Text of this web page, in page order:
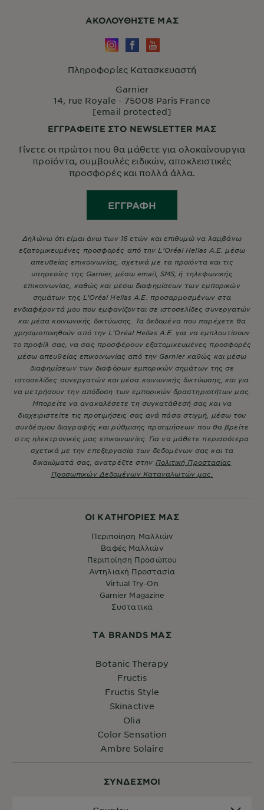
ΣYΝΔΕΣΜΟΙ
ΟΙ ΚΑΤΗΓΟΡΙΕΣ ΜΑΣ
Περιποίηση Μαλλιών
Βαφές Μαλλιών
Περιποίηση Προσώπου
Αντηλιακή Προστασία
Virtual Try-On
Garnier Magazine
Συστατικά
ΤA BRANDS ΜΑΣ
Botanic Therapy
Fructis
Fructis Style
Skinactive
Olia
Color Sensation
Ambre Solaire
ΑΚΟΛΟΥΘHΣΤΕ ΜΑΣ
Πληροφορίες Κατασκευαστή
Garnier
14, rue Royale - 75008 Paris France
[email protected]
ΕΓΓΡΑΦΕΙΤΕ ΣΤΟ NEWSLETTER ΜΑΣ
Γίνετε οι πρώτοι που θα μάθετε για ολοκαίνουργια
προϊόντα, συμβουλές ειδικών, αποκλειστικές
προσφορές και πολλά άλλα.
ΕΓΓΡΑΦΉ
Δηλώνω ότι είμαι άνω των 16 ετών και επιθυμώ να λαμβάνω
εξατομικευμένες προσφορές από την L’Oréal Hellas A.E. μέσω
απευθείας επικοινωνίας, σχετικά με τα προϊόντα και τις
υπηρεσίες της Garnier, μέσω email, SMS, ή τηλεφωνικής
επικοινωνίας, καθώς και μέσω διαφημίσεων των εμπορικών
σημάτων της L’Oréal Hellas A.E. προσαρμοσμένων στα
ενδιαφέροντά μου που εμφανίζονται σε ιστοσελίδες συνεργατών
και μέσα κοινωνικής δικτύωσης. Τα δεδομένα που παρέχετε θα
χρησιμοποιηθούν από την L’Oréal Hellas A.E. για να εμπλουτίσουν
το προφίλ σας, να σας προσφέρουν εξατομικευμένες προσφορές
μέσω απευθείας επικοινωνίας από την Garnier καθώς και μέσω
διαφημίσεων των διαφόρων εμπορικών σημάτων της σε
ιστοσελίδες συνεργατών και μέσα κοινωνικής δικτύωσης, και για
να μετρήσουν την απόδοση των εμπορικών δραστηριοτήτων μας.
Μπορείτε να ανακαλέσετε τη συγκατάθεσή σας και να
διαχειριστείτε τις προτιμήσεις σας ανά πάσα στιγμή, μέσω του
συνδέσμου διαγραφής και ρύθμισης προτιμήσεων που θα βρείτε
στις ηλεκτρονικές μας επικοινωνίες. Για να μάθετε περισσότερα
σχετικά με την επεξεργασία των δεδομένων σας και τα
δικαιώματά σας, ανατρέξτε στην Πολιτική Προστασίας
Προσωπικών Δεδομένων Καταναλωτών μας.